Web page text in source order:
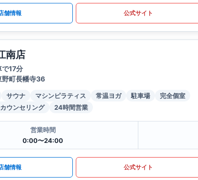
舗情報 公式サイト
南店
で17分
野町長幡寺36
サウナ マシンピラティス 常温ヨガ 駐車場
完全個室
ウンセリング 24時間営業
営業時間
0:00〜24:00
舗情報 公式サイト